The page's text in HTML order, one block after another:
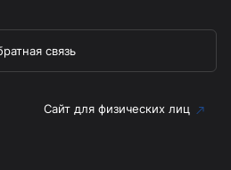
связь
Сайт для физических лиц